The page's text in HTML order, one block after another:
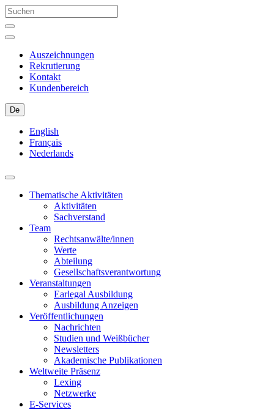
Auszeichnungen
Rekrutierung
Kontakt
Kundenbereich
De
English
Français
Nederlands
Thematische Aktivitäten
Aktivitäten
Sachverstand
Team
Rechtsanwälte/innen
Werte
Abteilung
Gesellschaftsverantwortung
Veranstaltungen
Earlegal Ausbildung
Ausbildung Anzeigen
Veröffentlichungen
Nachrichten
Studien und Weißbücher
Newsletters
Akademische Publikationen
Weltweite Präsenz
Lexing
Netzwerke
E-Services